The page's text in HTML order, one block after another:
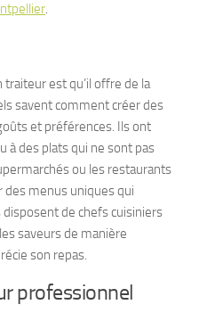
.
traiteur est qu’il offre de la
savent comment créer des
et préférences. Ils ont
à des plats qui ne sont pas
ou les restaurants
des menus uniques qui
de chefs cuisiniers
saveurs de manière
son repas.
professionnel